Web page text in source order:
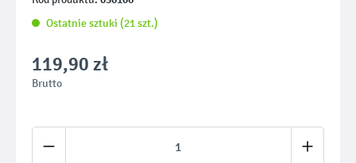
Ostatnie sztuki (21 szt.)
119,90 zł
Brutto
Ilość produktu: Wprowadź żądaną ilość